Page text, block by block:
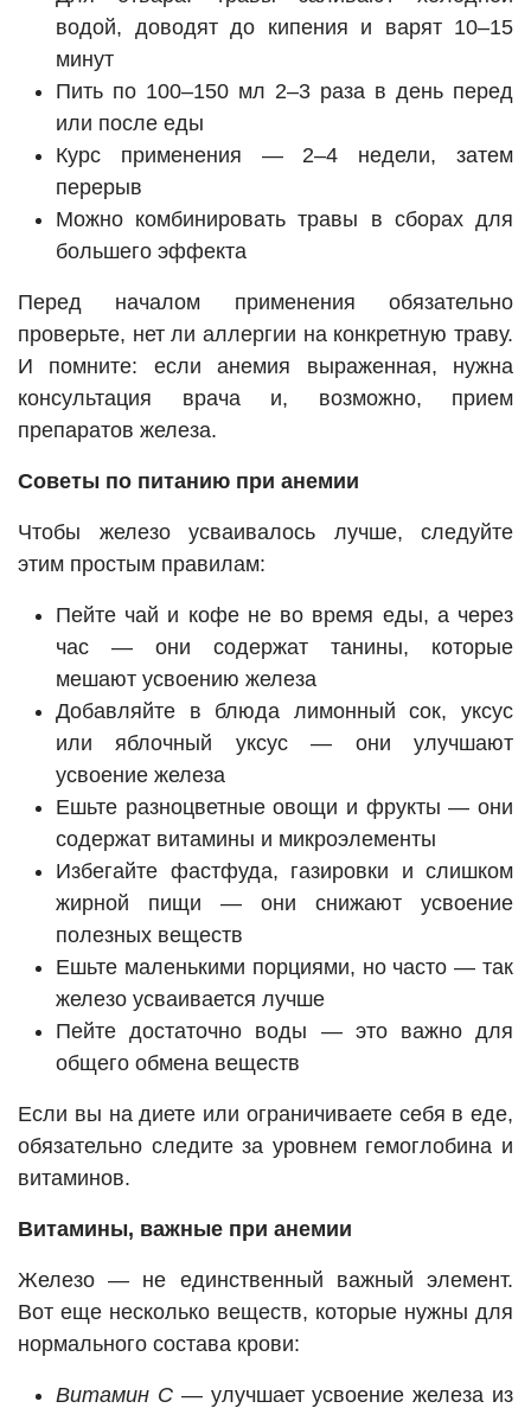
водой, доводят до кипения и варят 10–15
минут
Пить по 100–150 мл 2–3 раза в день перед
или после еды
Курс применения — 2–4 недели, затем
перерыв
Можно комбинировать травы в сборах для
большего эффекта
Перед началом применения обязательно
проверьте, нет ли аллергии на конкретную траву.
И помните: если анемия выраженная, нужна
консультация врача и, возможно, прием
препаратов железа.
Советы по питанию при анемии
Чтобы железо усваивалось лучше, следуйте
этим простым правилам:
Пейте чай и кофе не во время еды, а через
час — они содержат танины, которые
мешают усвоению железа
Добавляйте в блюда лимонный сок, уксус
или яблочный уксус — они улучшают
усвоение железа
Ешьте разноцветные овощи и фрукты — они
содержат витамины и микроэлементы
Избегайте фастфуда, газировки и слишком
жирной пищи — они снижают усвоение
полезных веществ
Ешьте маленькими порциями, но часто — так
железо усваивается лучше
Пейте достаточно воды — это важно для
общего обмена веществ
Если вы на диете или ограничиваете себя в еде,
обязательно следите за уровнем гемоглобина и
витаминов.
Витамины, важные при анемии
Железо — не единственный важный элемент.
Вот еще несколько веществ, которые нужны для
нормального состава крови:
Витамин С— улучшает усвоение железа из